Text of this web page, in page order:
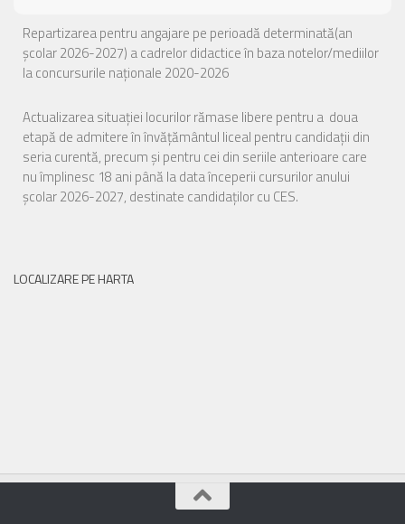
Repartizarea pentru angajare pe perioadă determinată(an
școlar 2026-2027) a cadrelor didactice în baza notelor/mediilor
la concursurile naționale 2020-2026
Actualizarea situației locurilor rămase libere pentru a doua
etapă de admitere în învățământul liceal pentru candidații din
seria curentă, precum și pentru cei din seriile anterioare care
nu împlinesc 18 ani până la data începerii cursurilor anului
școlar 2026-2027, destinate candidaților cu CES.
LOCALIZARE PE HARTA